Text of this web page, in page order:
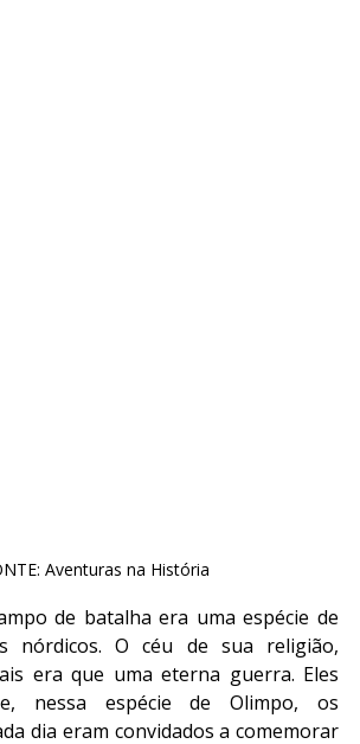
Aventuras na História
de batalha era uma espécie de
nórdicos. O céu de sua religião,
era que uma eterna guerra. Eles
nessa espécie de Olimpo, os
dia eram convidados a comemorar